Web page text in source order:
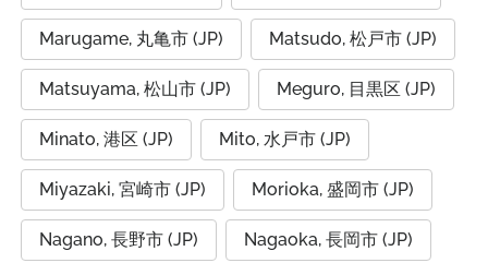
Marugame, 丸亀市 (JP) Matsudo, 松戸市 (JP)
Matsuyama, 松山市 (JP) Meguro, 目黒区 (JP)
Minato, 港区 (JP) Mito, 水戸市 (JP)
Miyazaki, 宮崎市 (JP) Morioka, 盛岡市 (JP)
Nagano, 長野市 (JP) Nagaoka, 長岡市 (JP)